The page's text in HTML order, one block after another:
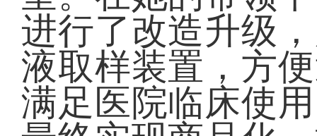
进行了改造升级
液取样装置，方
满足医院临床使